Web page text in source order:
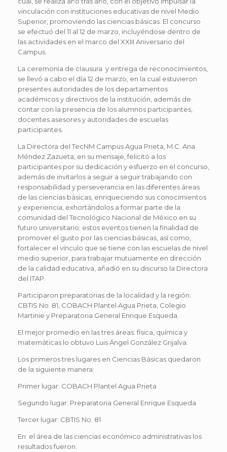
vinculación con instituciones educativas de nivel Medio
Superior, promoviendo las ciencias básicas. El concurso
se efectuó del 11 al 12 de marzo, incluyéndose dentro de
las actividades en el marco del XXIII Aniversario del
Campus.
La ceremonia de clausura y entrega de reconocimientos,
se llevó a cabo el día 12 de marzo, en la cual estuvieron
presentes autoridades de los departamentos
académicos y directivos de la institución, además de
contar con la presencia de los alumnos participantes,
docentes asesores y autoridades de escuelas
participantes.
La Directora del TecNM Campus Agua Prieta, M.C. Ana
Méndez Zazueta, en su mensaje, felicitó a los
participantes por su dedicación y esfuerzo en el concurso,
además de invitarlos a seguir a seguir trabajando con
responsabilidad y perseverancia en las diferentes áreas
de las ciencias básicas, enriqueciendo sus conocimientos
y experiencia, exhortándolos a formar parte de la
comunidad del Tecnológico Nacional de México en su
futuro universitario; estos eventos tienen la finalidad de
promover el gusto por las ciencias básicas, así como,
fortalecer el vínculo que se tiene con las escuelas de nivel
medio superior, para trabajar mutuamente en dirección
de la calidad educativa, añadió en su discurso la Directora
del ITAP.
Participaron preparatorias de la localidad y la región:
CBTIS No. 81, COBACH Plantel Agua Prieta, Colegio
Martinie y Preparatoria General Enrique Esqueda.
El mejor promedio en las tres áreas: física, química y
matemáticas lo obtuvo Luis Ángel González Grijalva.
Los primeros tres lugares en Ciencias Básicas quedaron
de la siguiente manera:
Primer lugar: COBACH Plantel Agua Prieta
Segundo lugar: Preparatoria General Enrique Esqueda
Tercer lugar: CBTIS No. 81
En el área de las ciencias económico administrativas los
resultados fueron: